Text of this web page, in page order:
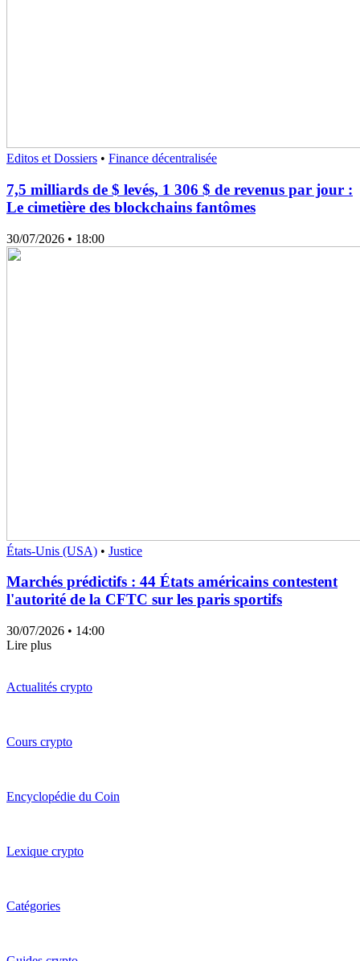
Editos et Dossiers • Finance décentralisée
7,5 milliards de $ levés, 1 306 $ de revenus par jour :
Le cimetière des blockchains fantômes
30/07/2026 • 18:00
États-Unis (USA) • Justice
Marchés prédictifs : 44 États américains contestent
l'autorité de la CFTC sur les paris sportifs
30/07/2026 • 14:00
Lire plus
Actualités crypto
Cours crypto
Encyclopédie du Coin
Lexique crypto
Catégories